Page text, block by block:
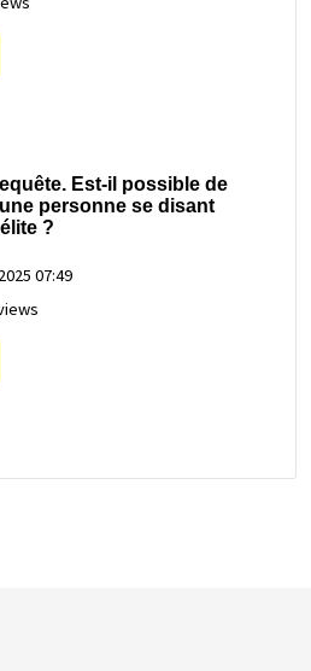
Est-il possible de
personne se disant
?
07:49